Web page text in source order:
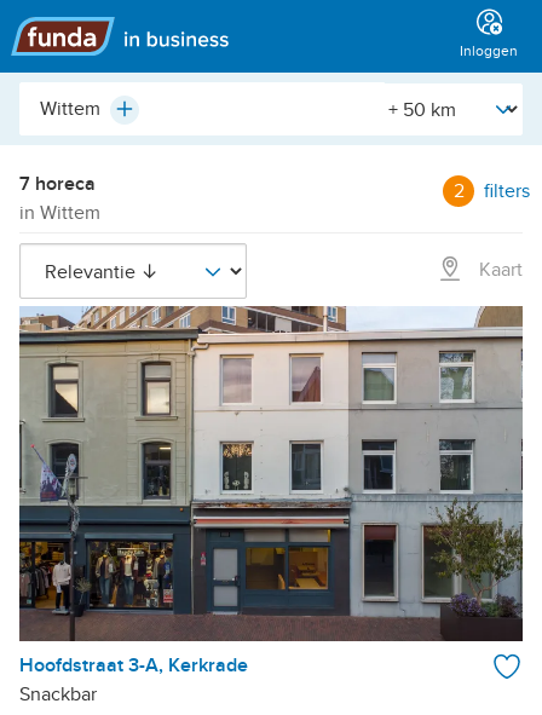
Hoofdmenu
Inloggen
Plaats,
etc.
Plus [Straal]
7 horeca
in Wittem
2 filters
Kaart
Hoofdstraat 3-A, Kerkrade
Snackbar